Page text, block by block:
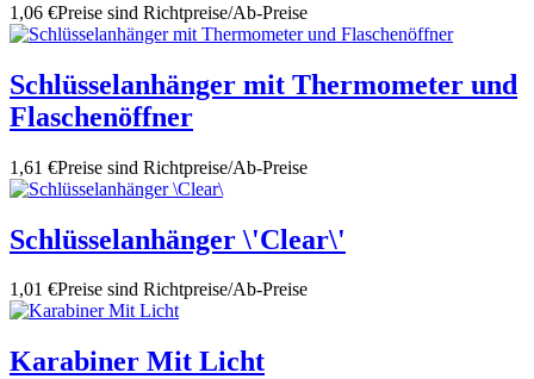
1,06 €Preise sind Richtpreise/Ab-Preise
Schlüsselanhänger mit Thermometer und
Flaschenöffner
1,61 €Preise sind Richtpreise/Ab-Preise
Schlüsselanhänger \'Clear\'
1,01 €Preise sind Richtpreise/Ab-Preise
Karabiner Mit Licht